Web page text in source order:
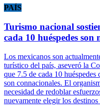
PAÍS
Turismo nacional
cada 10 huéspedes son
Los mexicanos son
turístico del país, aseveró la
que 7.5 de cada 10 huéspedes
son connacionales. El
necesidad de redoblar
nuevamente elegir los destinos